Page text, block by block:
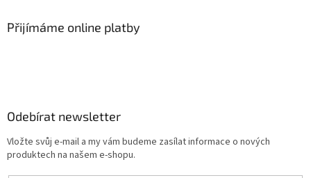
Přijímáme online platby
Odebírat newsletter
Vložte svůj e-mail a my vám budeme zasílat informace o nových
produktech na našem e-shopu.